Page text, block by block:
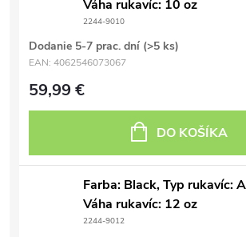
Váha rukavíc: 10 oz
2244-9010
Dodanie 5-7 prac. dní (>5 ks)
EAN: 4062546073067
59,99 €
DO KOŠÍKA
Farba: Black, Typ rukavíc:
Váha rukavíc: 12 oz
2244-9012